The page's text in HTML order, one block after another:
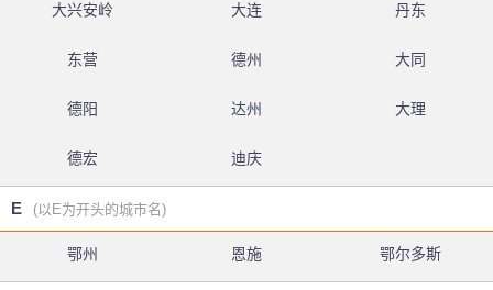
大兴安岭 大连 丹东
东营 德州 大同
德阳 达州 大理
德宏 迪庆
E (以E为开头的城市名)
鄂州 恩施 鄂尔多斯